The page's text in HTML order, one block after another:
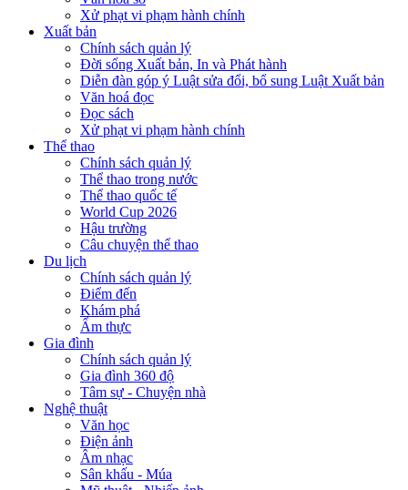
Xử phạt vi phạm hành chính
Xuất bản
Chính sách quản lý
Đời sống Xuất bản, In và Phát hành
Diễn đàn góp ý Luật sửa đổi, bổ sung Luật Xuất bản
Văn hoá đọc
Đọc sách
Xử phạt vi phạm hành chính
Thể thao
Chính sách quản lý
Thể thao trong nước
Thể thao quốc tế
World Cup 2026
Hậu trường
Câu chuyện thể thao
Du lịch
Chính sách quản lý
Điểm đến
Khám phá
Ẩm thực
Gia đình
Chính sách quản lý
Gia đình 360 độ
Tâm sự - Chuyện nhà
Nghệ thuật
Văn học
Điện ảnh
Âm nhạc
Sân khấu - Múa